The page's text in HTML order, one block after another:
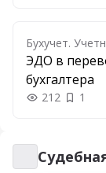
Бухучет.
ЭДО в
бухгалтера
212 1
Судебная